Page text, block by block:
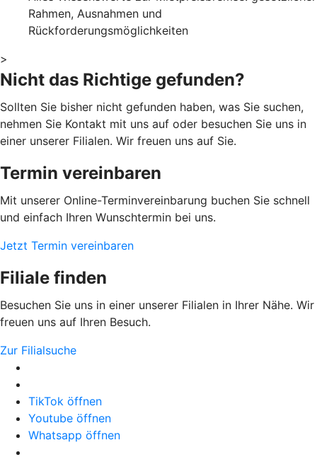
Rahmen, Ausnahmen und
Rückforderungsmöglichkeiten
>
Nicht das Richtige gefunden?
Sollten Sie bisher nicht gefunden haben, was Sie suchen,
nehmen Sie Kontakt mit uns auf oder besuchen Sie uns in
einer unserer Filialen. Wir freuen uns auf Sie.
Termin vereinbaren
Mit unserer Online-Terminvereinbarung buchen Sie schnell
und einfach Ihren Wunschtermin bei uns.
Jetzt Termin vereinbaren
Filiale finden
Besuchen Sie uns in einer unserer Filialen in Ihrer Nähe. Wir
freuen uns auf Ihren Besuch.
Zur Filialsuche
TikTok öffnen
Youtube öffnen
Whatsapp öffnen